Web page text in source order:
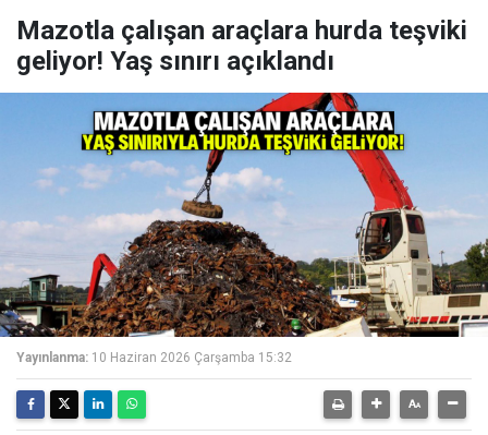
Mazotla çalışan araçlara hurda teşviki
geliyor! Yaş sınırı açıklandı
Yayınlanma: 10 Haziran 2026 Çarşamba 15:32